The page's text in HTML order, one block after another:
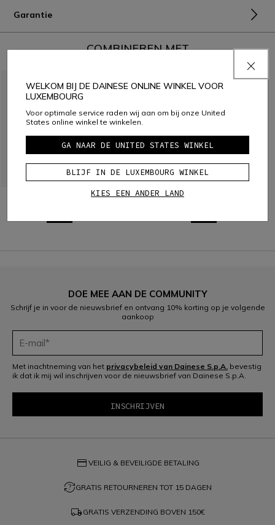
Garantie
COMBINEREN MET
SPORT CASUAL DONSJAS
DOE MEE AAN DE COMMUNITY
Schrijf je in voor de nieuwsbrief en ontvang 10% korting op je volgende
aankoop
Met inachtneming van het privacybeleid van Dainese S.p.A. bevestig
ik dat ik mij wil inschrijven voor de nieuwsbrief van Dainese S.p.A.
credit_card VEILIG & BEVEILIGDE BETALING
question_exchangeGRATIS RETOURNEREN TOT 15 DAGEN
local_shipping GRATIS VERZENDING BOVEN 150€
WELKOM BIJ DE DAINESE ONLINE WINKEL VOOR
LUXEMBOURG
Voor optimale service raden wij aan om bij onze United
States online winkel te winkelen.
GA NAAR DE UNITED STATES WINKEL
BLIJF IN DE LUXEMBOURG WINKEL
KIES EEN ANDER LAND